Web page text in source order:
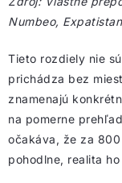
Numbeo,
Tieto rozdiely nie
prichádza bez
znamenajú
na pomerne
očakáva, že za
pohodlne, realita